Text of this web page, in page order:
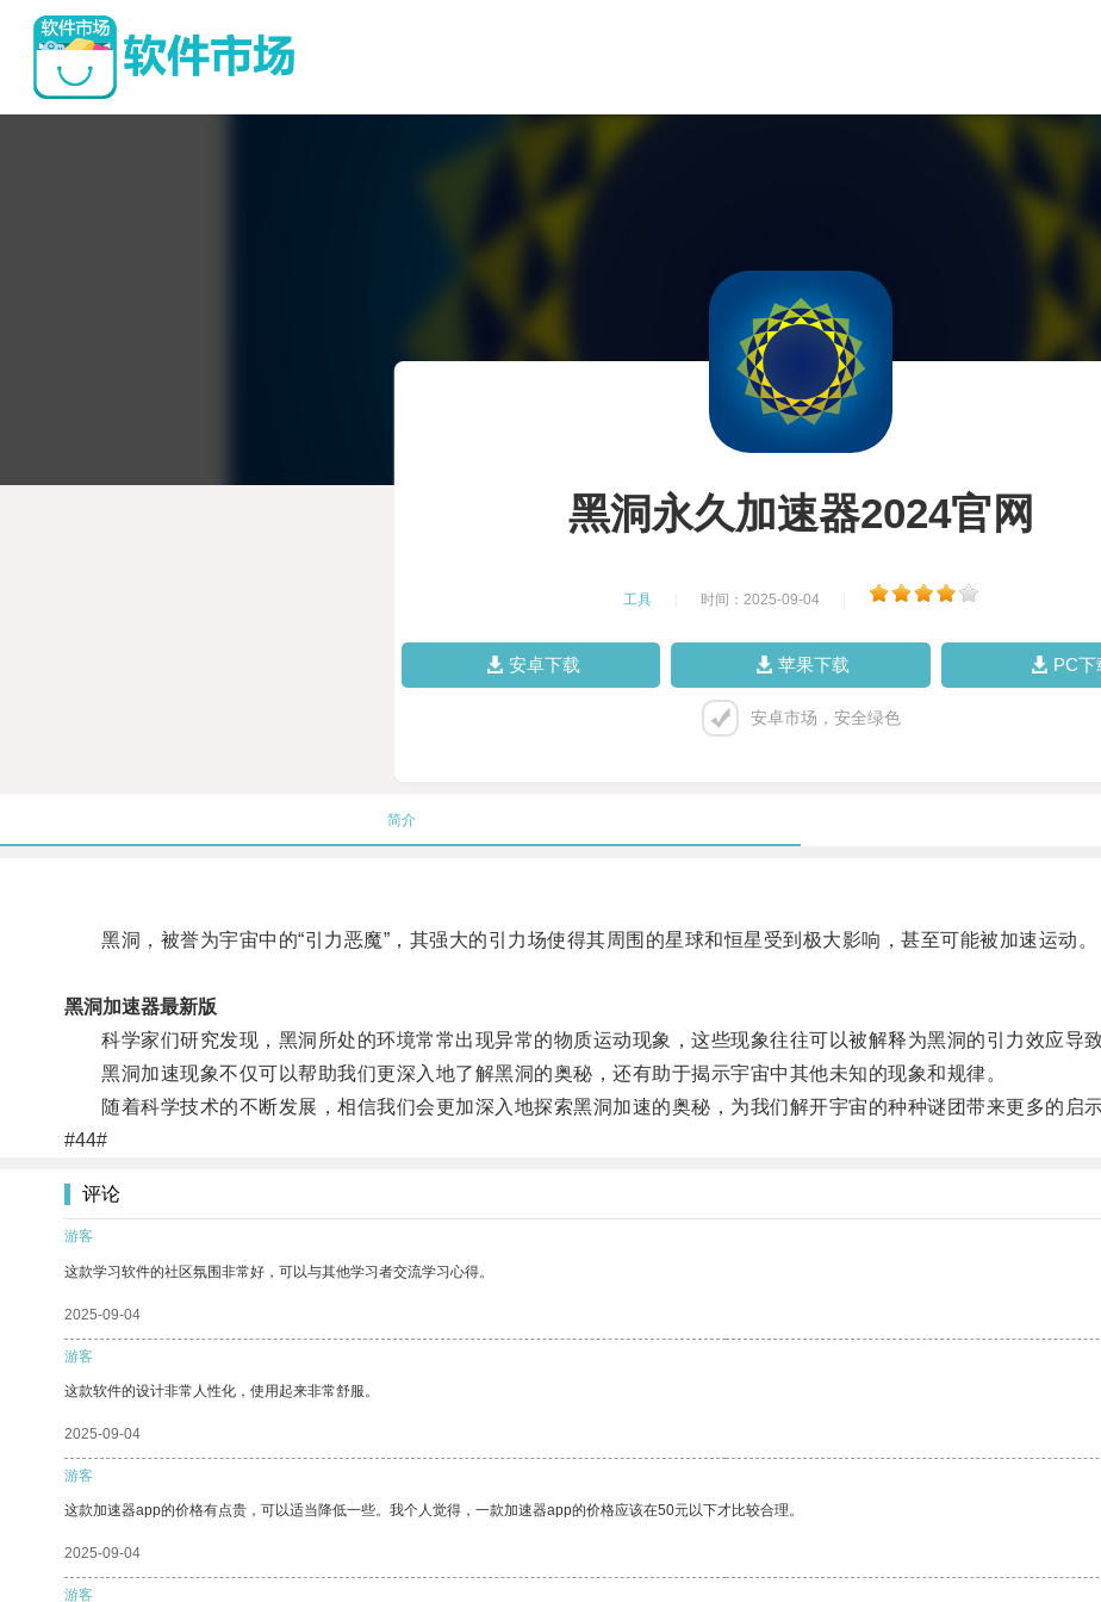
黑洞永久加速器2024官网
工具 时间：2025-09-04
安卓下载 苹果下载 PC下
安卓市场，安全绿色
简介
黑洞，被誉为宇宙中的“引力恶魔”，其强大的引力场使得其周围的星球和恒星受到极大影响，甚至可能被加速运动。
黑洞加速器最新版
科学家们研究发现，黑洞所处的环境常常出现异常的物质运动现象，这些现象往往可以被解释为黑洞的引力效应导致
黑洞加速现象不仅可以帮助我们更深入地了解黑洞的奥秘，还有助于揭示宇宙中其他未知的现象和规律。
随着科学技术的不断发展，相信我们会更加深入地探索黑洞加速的奥秘，为我们解开宇宙的种种谜团带来更多的启示
#44#
评论
游客
这款学习软件的社区氛围非常好，可以与其他学习者交流学习心得。
2025-09-04
游客
这款软件的设计非常人性化，使用起来非常舒服。
2025-09-04
游客
这款加速器app的价格有点贵，可以适当降低一些。我个人觉得，一款加速器app的价格应该在50元以下才比较合理。
2025-09-04
游客